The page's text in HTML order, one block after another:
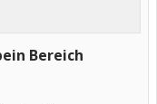
Bereich